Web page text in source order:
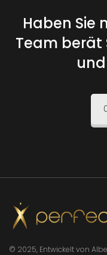
Haben Sie
Team berät
© 2025, Entwickelt von